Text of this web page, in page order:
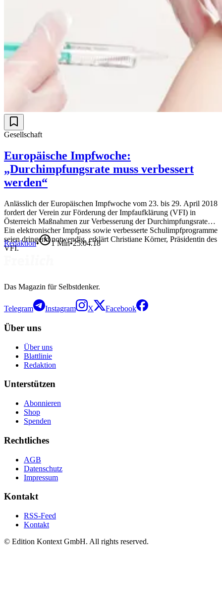
Gesellschaft
Europäische Impfwoche:
„Durchimpfungsrate muss verbessert
werden“
Anlässlich der Europäischen Impfwoche vom 23. bis 29. April 2018
fordert der Verein zur Förderung der Impfaufklärung (VFI) in
Österreich Maßnahmen zur Verbesserung der Durchimpfungsraten.
Ein elektronischer Impfpass sowie verbesserte Schulimpfprogramme
seien dringend notwendig, erklärt Christiane Körner, Präsidentin des
VFI.
Redaktion• 1Min•25.04.18
Das Magazin für Selbstdenker.
Telegram Instagram X Facebook
Über uns
Über uns
Blattlinie
Redaktion
Unterstützen
Abonnieren
Shop
Spenden
Rechtliches
AGB
Datenschutz
Impressum
Kontakt
RSS-Feed
Kontakt
© Edition Kontext GmbH. All rights reserved.